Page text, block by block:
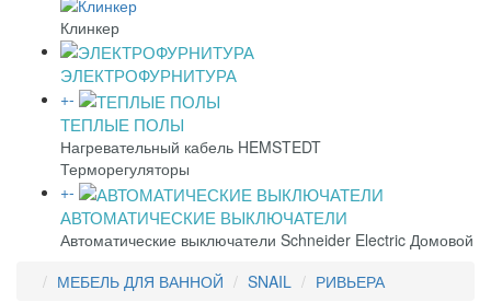
Клинкер
ЭЛЕКТРОФУРНИТУРА
+-
ТЕПЛЫЕ ПОЛЫ
Нагревательный кабель HEMSTEDT
Терморегуляторы
+-
АВТОМАТИЧЕСКИЕ ВЫКЛЮЧАТЕЛИ
Автоматические выключатели Schneider Electric Домовой
МЕБЕЛЬ ДЛЯ ВАННОЙ
SNAIL РИВЬЕРА